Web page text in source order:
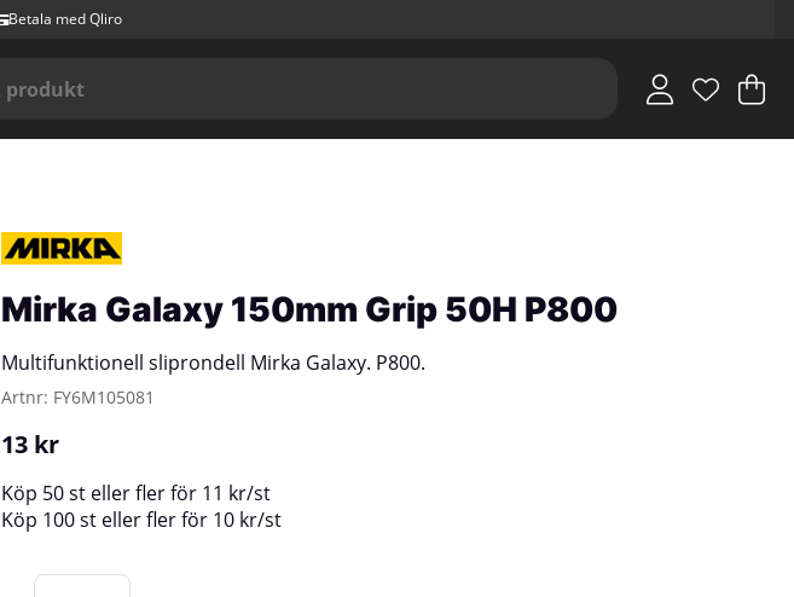
Betala med Qliro
.
Mirka Galaxy 150mm Grip 50H P800
Multifunktionell sliprondell Mirka Galaxy. P800.
Artnr: FY6M105081
13 kr
Köp 50 st eller fler för 11 kr/st
Köp 100 st eller fler för 10 kr/st